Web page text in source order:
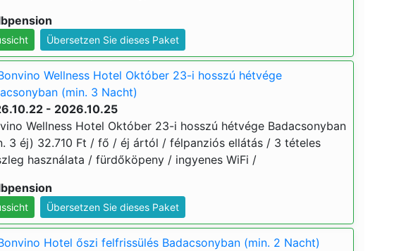
Übersetzen Sie dieses Paket
Wellness Hotel Október 23-i hosszú hétvége
(min. 3 Nacht)
- 2026.10.25
Wellness Hotel Október 23-i hosszú hétvége Badacsonyban
3 éj) 32.710 Ft / fő / éj ártól / félpanziós ellátás / 3 tételes
használata / fürdőköpeny / ingyenes WiFi /
Übersetzen Sie dieses Paket
Hotel őszi felfrissülés Badacsonyban (min. 2 Nacht)